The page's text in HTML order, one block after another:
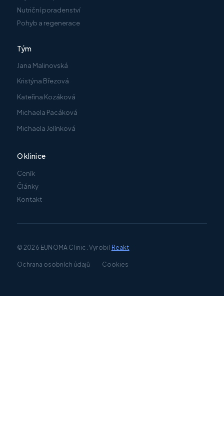
Nutriční poradenství
Pohyb a regenerace
Tým
Jana Malinovská
Kristýna Březová
Kateřina Kozáková
Michaela Pacáková
Michaela Jelínková
O klinice
Ceník
Články
Kontakt
© 2026 EUNOMA Clinic. Vyrobil Reakt
Ochrana osobních údajů Cookies